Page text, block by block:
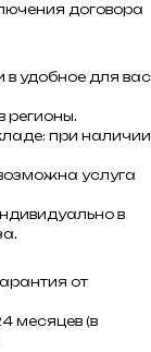
договора
удобное для вас
регионы.
при наличии
услуга
в
от
месяцев (в